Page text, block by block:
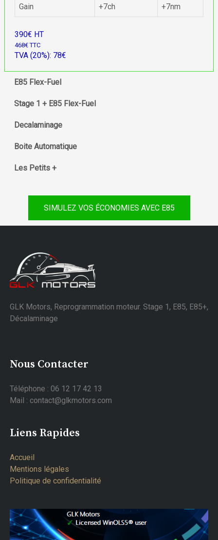
Gain +7ch +7nm
390€ HT
468€ TTC
TVA (20%): 78€
E85 Flex-Fuel
Stage 1 + E85 Flex-Fuel
Decalaminage
Boite Automatique
Les Petits +
SIMULEZ VOS ÉCONOMIES AVEC E85
GLK Motors, Reprogrammation moteur. Stage 1, E85, E85+,
Décalaminage
Nous Contacter
Téléphone : 06 12 17 42 13
Mail : contact@glkmotors.com
Liens Rapides
Accueil
Mentions légales
Politique de confidentialité